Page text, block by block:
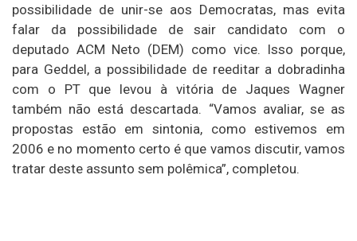
possibilidade de unir-se aos Democratas, mas evita
falar da possibilidade de sair candidato com o
deputado ACM Neto (DEM) como vice. Isso porque,
para Geddel, a possibilidade de reeditar a dobradinha
com o PT que levou à vitória de Jaques Wagner
também não está descartada. “Vamos avaliar, se as
propostas estão em sintonia, como estivemos em
2006 e no momento certo é que vamos discutir, vamos
tratar deste assunto sem polêmica”, completou.